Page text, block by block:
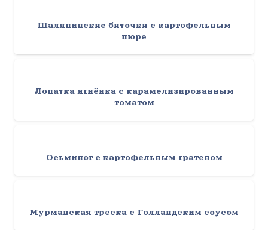
Шаляпинские биточки с картофельным
пюре
Лопатка ягнёнка с карамелизированным
томатом
Осьминог с картофельным гратеном
Мурманская треска с Голландским соусом